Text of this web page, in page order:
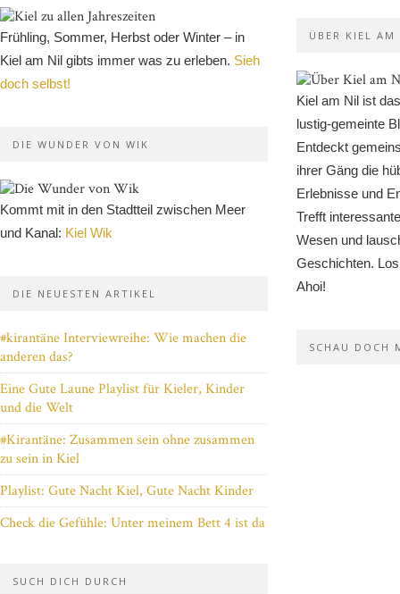
Frühling, Sommer, Herbst oder Winter – in
Kiel am Nil gibts immer was zu erleben. Sieh
doch selbst!
DIE WUNDER VON WIK
Kommt mit in den Stadtteil zwischen Meer
und Kanal: Kiel Wik
DIE NEUESTEN ARTIKEL
#kirantäne Interviewreihe: Wie machen die
anderen das?
Eine Gute Laune Playlist für Kieler, Kinder
und die Welt
#Kirantäne: Zusammen sein ohne zusammen
zu sein in Kiel
Playlist: Gute Nacht Kiel, Gute Nacht Kinder
Check die Gefühle: Unter meinem Bett 4 ist da
SUCH DICH DURCH
ÜBER KIEL AM
Kiel am Nil ist
lustig-gemeinte
Entdeckt
ihrer Gäng die
Erlebnisse und
Trefft
Wesen und
Geschichten.
Ahoi!
SCHAU DOCH